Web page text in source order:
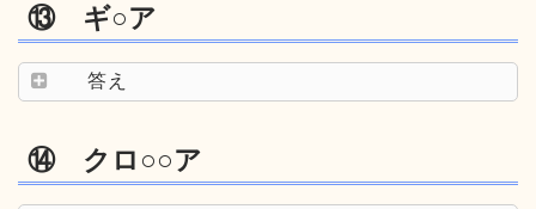
⑬ ギ○ア
答え
⑭ クロ○○ア